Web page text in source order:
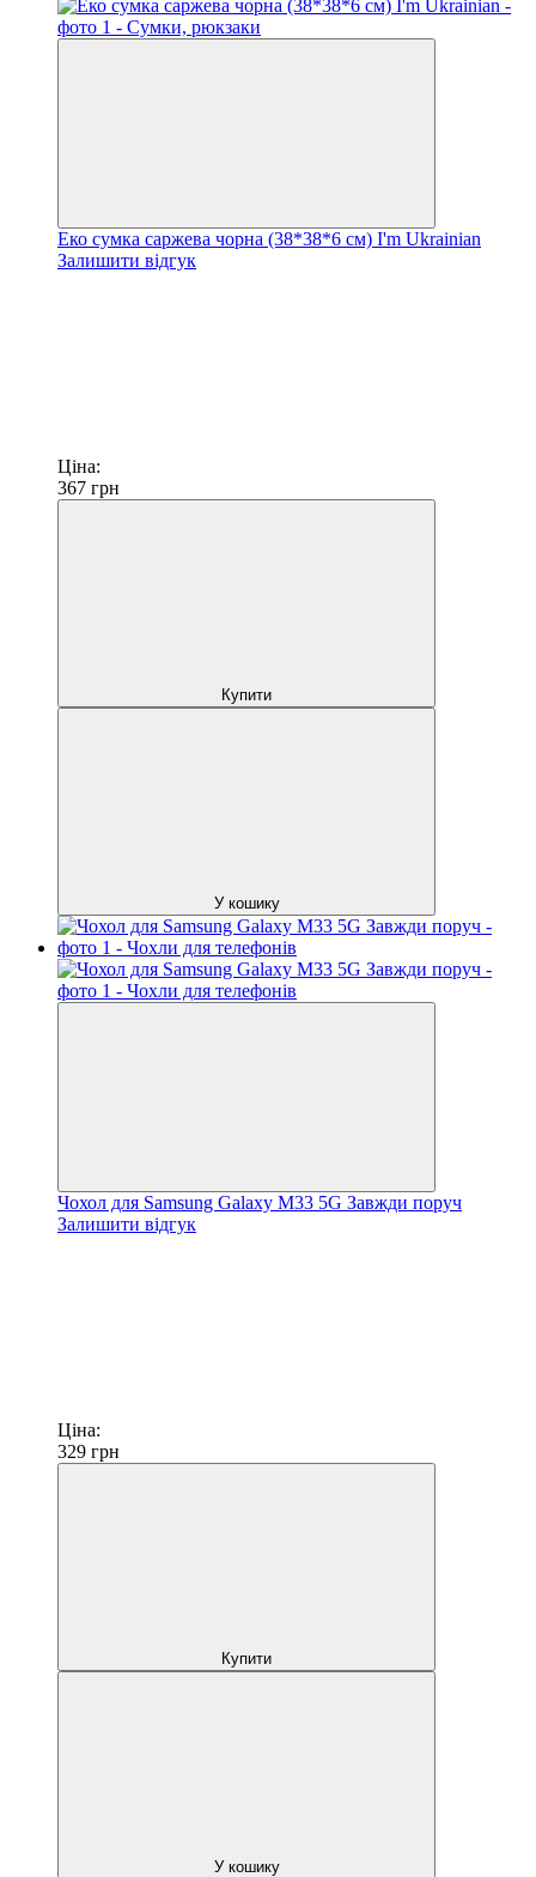
Еко сумка саржева чорна (38*38*6 см) I'm Ukrainian
Залишити відгук
Ціна:
367 грн
Купити
У кошику
Чохол для Samsung Galaxy M33 5G Завжди поруч
Залишити відгук
Ціна:
329 грн
Купити
У кошику